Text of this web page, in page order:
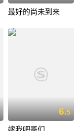
最好的尚未到来
6.5